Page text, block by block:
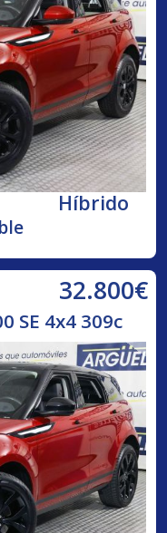
Híbrido
32.800€
SE 4x4 309c